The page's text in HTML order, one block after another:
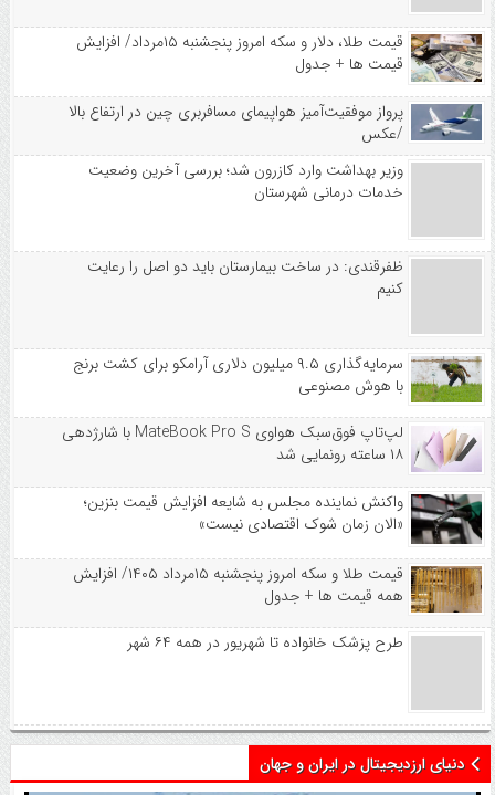
قیمت طلا، دلار و سکه امروز پنجشنبه ۱۵مرداد/ افزایش
قیمت ها + جدول
پرواز موفقیت‌آمیز هواپیمای مسافربری چین در ارتفاع بالا
/عکس
وزیر بهداشت وارد کازرون شد؛ بررسی آخرین وضعیت
خدمات درمانی شهرستان
ظفرقندی: در ساخت بیمارستان باید دو اصل را رعایت
کنیم
سرمایه‌گذاری ۹.۵ میلیون دلاری آرامکو برای کشت برنج
با هوش مصنوعی
لپ‌تاپ فوق‌سبک هواوی MateBook Pro S با شارژدهی
۱۸ ساعته رونمایی شد
واکنش نماینده مجلس به شایعه افزایش قیمت بنزین؛
«الان زمان شوک اقتصادی نیست»
قیمت طلا و سکه امروز پنجشنبه ۱۵مرداد ۱۴۰۵/ افزایش
همه قیمت ها + جدول
طرح پزشک خانواده تا شهریور در همه ۶۴ شهر
دنیای ارزدیجیتال در ایران و جهان